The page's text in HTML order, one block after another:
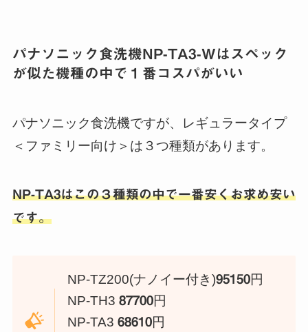
パナソニック食洗機NP-TA3-Wはスペック
が似た機種の中で１番コスパがいい
パナソニック食洗機ですが、レギュラータイプ
＜ファミリー向け＞は３つ種類があります。
NP-TA3はこの３種類の中で一番安くお求め安い
です。
NP-TZ200(ナノイー付き)95150円
NP-TH3 87700円
NP-TA3 68610円